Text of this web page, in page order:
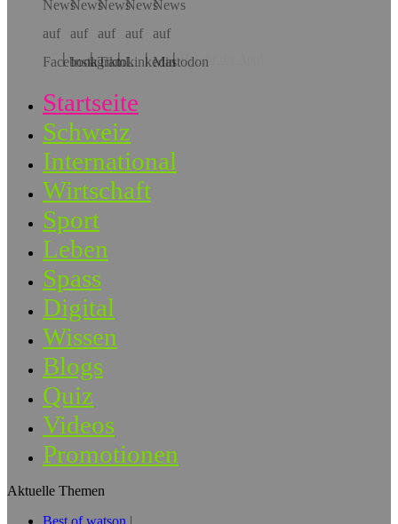
Hol dir die App!
Startseite
Schweiz
International
Wirtschaft
Sport
Leben
Spass
Digital
Wissen
Blogs
Quiz
Videos
Promotionen
Aktuelle Themen
Best of watson